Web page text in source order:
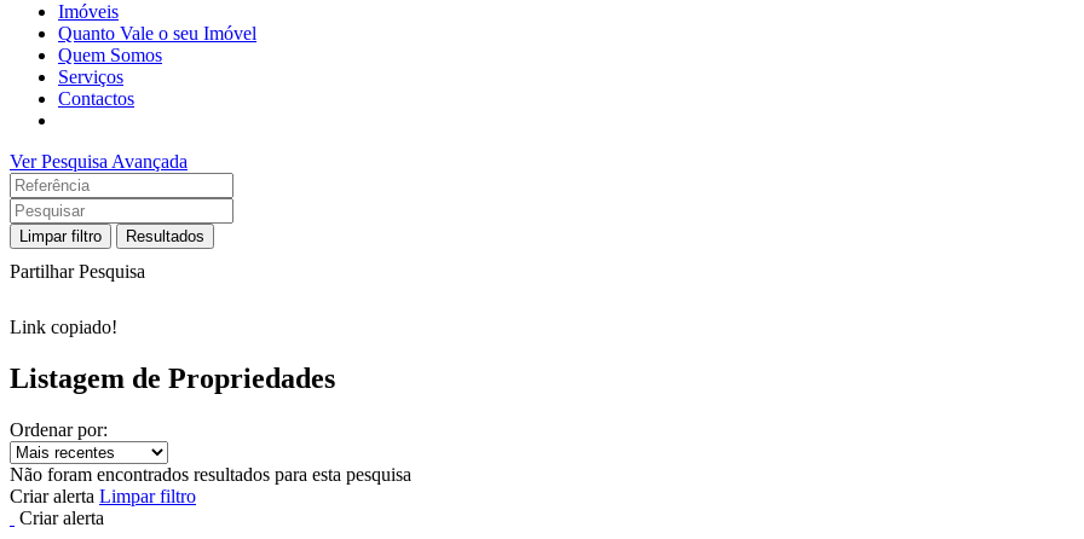
Imóveis
Quanto Vale o seu Imóvel
Quem Somos
Serviços
Contactos
Ver Pesquisa Avançada
Limpar filtro Resultados
Partilhar Pesquisa
Link copiado!
Listagem de Propriedades
Ordenar por:
Não foram encontrados resultados para esta pesquisa
Criar alerta Limpar filtro
Criar alerta